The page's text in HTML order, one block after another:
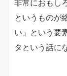
非常におもし
というものが
い」という要
タという話に